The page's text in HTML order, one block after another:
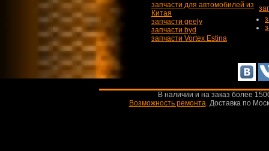
запчасти для автомобилей из
Китая
запчасти geely
запчасти byd
запчасти Vortex Estina
В наличии и на заказ более
Возможность ремонта.Доставка по